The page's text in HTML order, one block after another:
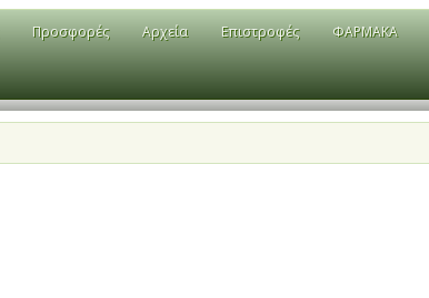
Προσφορές Αρχεία Επιστροφές ΦΑΡΜΑΚΑ